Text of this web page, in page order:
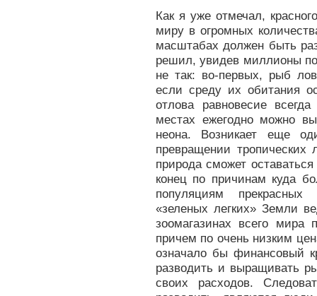
Как я уже отмечал,
миру в огромных
масштабах должен быть
решил, увидев миллионы
не так: во-первых, рыб
если среду их обитания
отлова равновесие
местах ежегодно можно
неона. Возникает еще
превращении
природа сможет
конец по причинам куда
популяциям
«зеленых легких» Земли
зоомагазинах всего мира
причем по очень низким
означало бы финансовый
разводить и выращивать
своих расходов.